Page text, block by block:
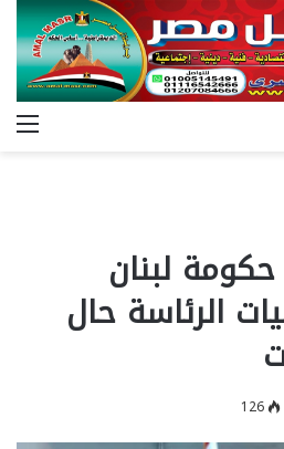
حكومة لبنان
الرئاسة حال
126